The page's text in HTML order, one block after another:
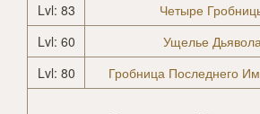
Lvl: 83
Четыре
Lvl: 60
Ущелье
Lvl: 80
Гробница Последнего